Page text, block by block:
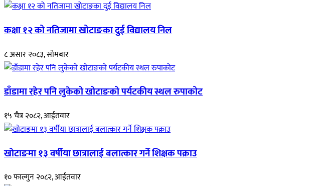
कक्षा १२ को नतिजामा खोटाङका दुई विद्यालय निल
८ असार २०८३, सोमबार
डाँडामा रहेर पनि लुकेको खोटाङको पर्यटकीय स्थल रुपाकोट
१५ चैत्र २०८२, आईतवार
खोटाङमा १३ वर्षीया छात्रालाई बलात्कार गर्ने शिक्षक पक्राउ
१० फाल्गुन २०८२, आईतवार